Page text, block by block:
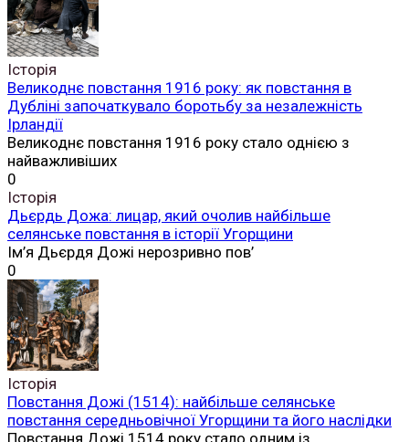
Історія
Великоднє повстання 1916 року: як повстання в
Дубліні започаткувало боротьбу за незалежність
Ірландії
Великоднє повстання 1916 року стало однією з
найважливіших
0
Історія
Дьєрдь Дожа: лицар, який очолив найбільше
селянське повстання в історії Угорщини
Ім’я Дьєрдя Дожі нерозривно пов’
0
Історія
Повстання Дожі (1514): найбільше селянське
повстання середньовічної Угорщини та його наслідки
Повстання Дожі 1514 року стало одним із